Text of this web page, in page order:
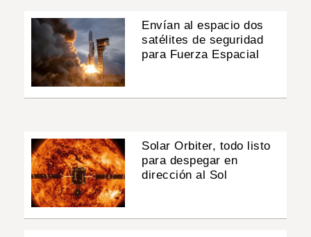
Envían al espacio dos
satélites de seguridad
para Fuerza Espacial
Solar Orbiter, todo listo
para despegar en
dirección al Sol